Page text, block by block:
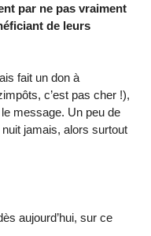
par ne pas vraiment
de leurs
fait un don à
c’est pas cher !),
message. Un peu de
jamais, alors surtout
aujourd’hui, sur ce